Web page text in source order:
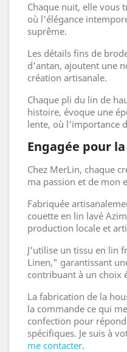
Chaque nuit, elle vous
où l'élégance
suprême.
Les détails fins de
d'antan, ajoutent une
création artisanale.
Chaque pli du lin de
histoire, évoque une
lente, où l'importance
Engagée pour
Chez MerLin, chaque
ma passion et de mon
Fabriquée
couette en lin lavé
production locale et
J'utilise un tissu en lin
Linen," garantissant
contribuant à un choix
La fabrication de la
la commande ce qui
confection pour
spécifiques. Je suis à
me contacter.